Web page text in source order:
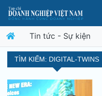
Tin tức - Sự kiện
TÌM KIẾM: DIGITAL-TWINS